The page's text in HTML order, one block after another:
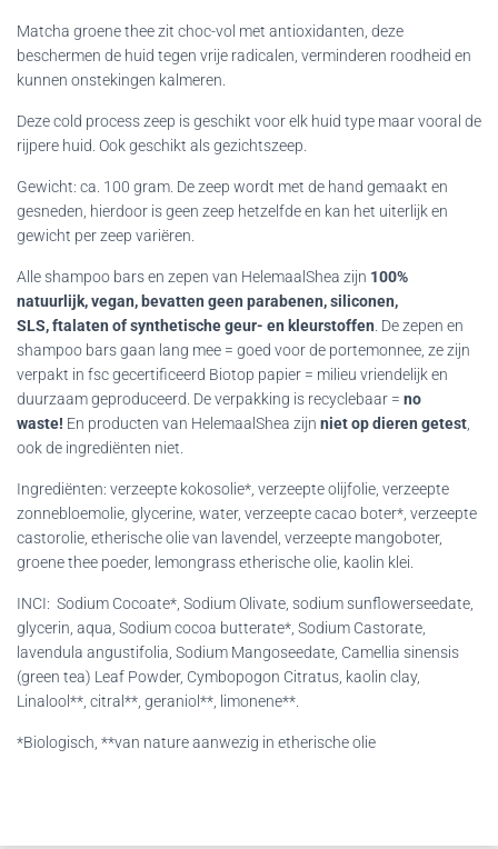
Matcha groene thee zit choc-vol met antioxidanten, deze
beschermen de huid tegen vrije radicalen, verminderen roodheid en
kunnen onstekingen kalmeren.
Deze cold process zeep is geschikt voor elk huid type maar vooral de
rijpere huid. Ook geschikt als gezichtszeep.
Gewicht: ca. 100 gram. De zeep wordt met de hand gemaakt en
gesneden, hierdoor is geen zeep hetzelfde en kan het uiterlijk en
gewicht per zeep variëren.
Alle shampoo bars en zepen van HelemaalShea zijn 100%
natuurlijk, vegan, bevatten geen parabenen, siliconen,
SLS, ftalaten of synthetische geur- en kleurstoffen . De zepen en
shampoo bars gaan lang mee = goed voor de portemonnee, ze zijn
verpakt in fsc gecertificeerd Biotop papier = milieu vriendelijk en
duurzaam geproduceerd. De verpakking is recyclebaar = no
waste! En producten van HelemaalShea zijn niet op dieren getest
ook de ingrediënten niet.
Ingrediënten: verzeepte kokosolie*, verzeepte olijfolie, verzeepte
zonnebloemolie, glycerine, water, verzeepte cacao boter*, verzeepte
castorolie, etherische olie van lavendel, verzeepte mangoboter,
groene thee poeder, lemongrass etherische olie, kaolin klei.
INCI: Sodium Cocoate*, Sodium Olivate, sodium sunflowerseedate,
glycerin, aqua, Sodium cocoa butterate*, Sodium Castorate,
lavendula angustifolia, Sodium Mangoseedate, Camellia sinensis
(green tea) Leaf Powder, Cymbopogon Citratus, kaolin clay,
Linalool**, citral**, geraniol**, limonene**.
*Biologisch, **van nature aanwezig in etherische olie